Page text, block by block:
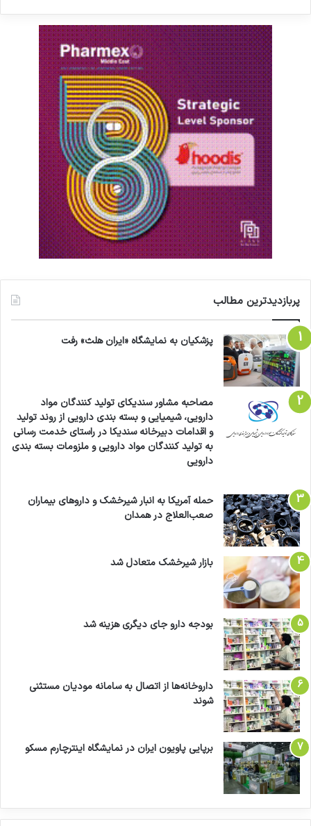
پربازدیدترین مطالب
پزشکیان به نمایشگاه «ایران هلث» رفت
مصاحبه مشاور سندیکای تولید کنندگان مواد
دارویی، شیمیایی و بسته بندی دارویی از روند تولید
و اقدامات دبیرخانه سندیکا در راستای خدمت رسانی
به تولید کنندگان مواد دارویی و ملزومات بسته بندی
دارویی
حمله آمریکا به انبار شیرخشک و داروهای بیماران
صعب‌العلاج در همدان
بازار شیرخشک متعادل شد
بودجه دارو جای دیگری هزینه شد
داروخانه‌ها از اتصال به سامانه مودیان مستثنی
شوند
برپایی پاویون ایران در نمایشگاه اینترچارم مسکو